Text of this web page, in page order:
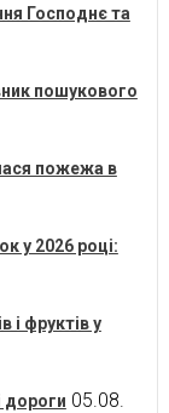
Господнє та
пошукового
пожежа в
у 2026 році:
і фруктів у
дороги 05.08.